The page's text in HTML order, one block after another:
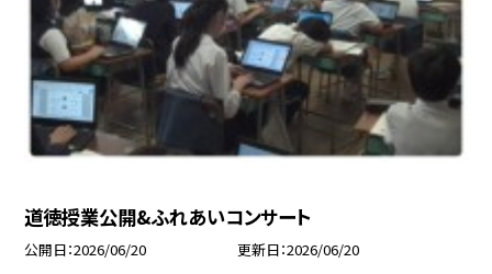
道徳授業公開&ふれあいコンサート
公開日 2026/06/20 更新日 2026/06/20